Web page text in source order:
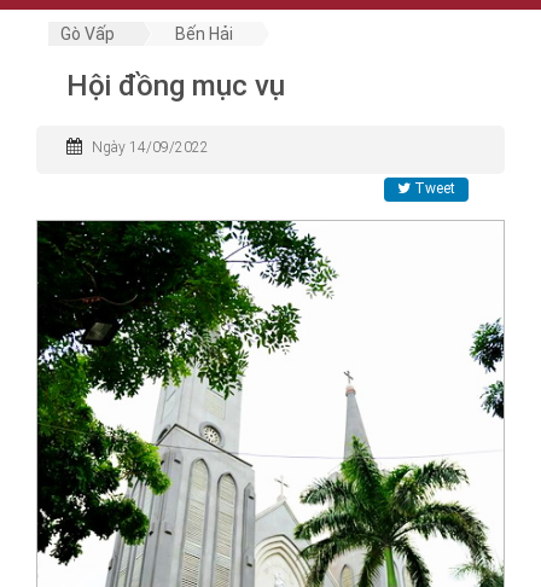
Gò Vấp Bến Hải
Hội đồng mục vụ
Ngày 14/09/2022
Tweet